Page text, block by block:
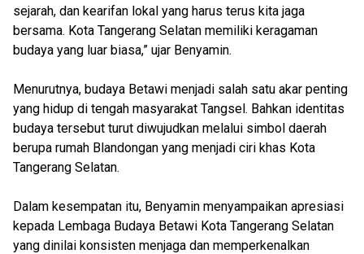
sejarah, dan kearifan lokal yang harus terus kita jaga
bersama. Kota Tangerang Selatan memiliki keragaman
budaya yang luar biasa,” ujar Benyamin.
Menurutnya, budaya Betawi menjadi salah satu akar penting
yang hidup di tengah masyarakat Tangsel. Bahkan identitas
budaya tersebut turut diwujudkan melalui simbol daerah
berupa rumah Blandongan yang menjadi ciri khas Kota
Tangerang Selatan.
Dalam kesempatan itu, Benyamin menyampaikan apresiasi
kepada Lembaga Budaya Betawi Kota Tangerang Selatan
yang dinilai konsisten menjaga dan memperkenalkan